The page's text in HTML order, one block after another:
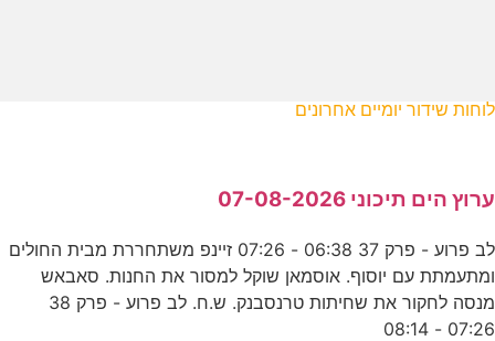
לוחות שידור יומיים אחרונים
ערוץ הים תיכוני 07-08-2026
לב פרוע - פרק 37 06:38 - 07:26 זיינפ משתחררת מבית החולים
ומתעמתת עם יוסוף. אוסמאן שוקל למסור את החנות. סאבאש
מנסה לחקור את שחיתות טרנסבנק. ש.ח. לב פרוע - פרק 38
07:26 - 08:14